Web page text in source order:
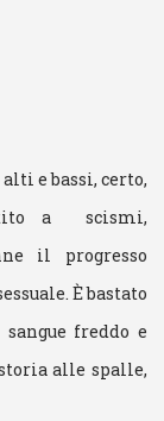
e bassi, certo,
a scismi,
il progresso
È bastato
freddo e
alle spalle,